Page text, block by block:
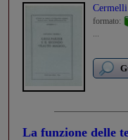
formato:
...
La funzione delle